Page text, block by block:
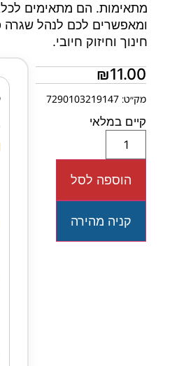
מתאימות. הם מתאימים
ומאפשרים לכם לנהל שגרה
חינוך וחיזוק חיובי.
₪11.00
מק״ט: 7290103219147
קיים במלאי
הוספה לסל
קניה מהירה